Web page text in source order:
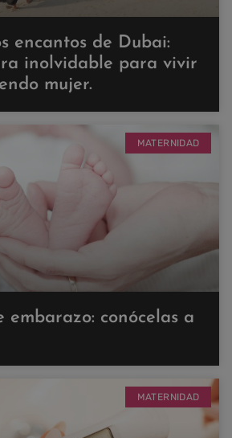
encantos de Dubai:
inolvidable para vivir
mujer.
MATERNIDAD
embarazo: conócelas a
MATERNIDAD